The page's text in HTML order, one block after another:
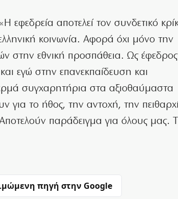
εφεδρεία αποτελεί τον συνδετικό
κοινωνία. Αφορά όχι μόνο την
στην εθνική προσπάθεια. Ως έφεδρος
εγώ στην επανεκπαίδευση και
συγχαρητήρια στα αξιοθαύμαστα
για το ήθος, την αντοχή, την
παράδειγμα για όλους μας.
πηγή στην Google